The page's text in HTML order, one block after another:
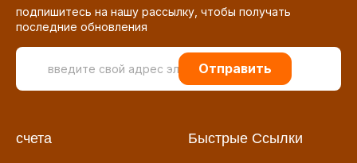
подпишитесь на нашу рассылку, чтобы получать
последние обновления
Отправить
счета Быстрые Ссылки